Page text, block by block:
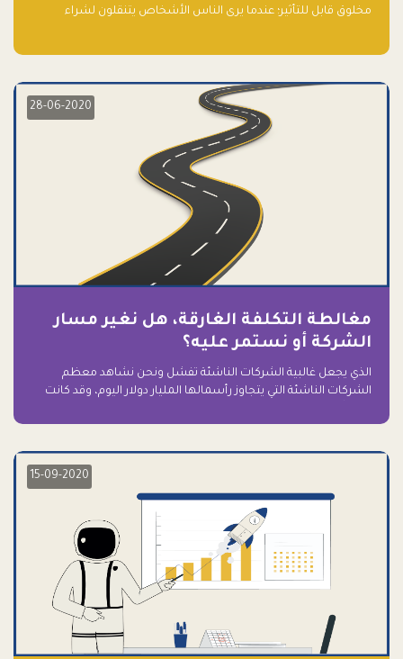
مخلوق قابل للتأثير؛ عندما يرى الناس الأشخاص يتنقلون لشراء
28-06-2020
مغالطة التكلفة الغارقة، هل نغير مسار
الشركة أو نستمر عليه؟
الذي يجعل غالبية الشركات الناشئة تفشل ونحن نشاهد معظم
الشركات الناشئة التي يتجاوز رأسمالها المليار دولار اليوم، وقد كانت
15-09-2020